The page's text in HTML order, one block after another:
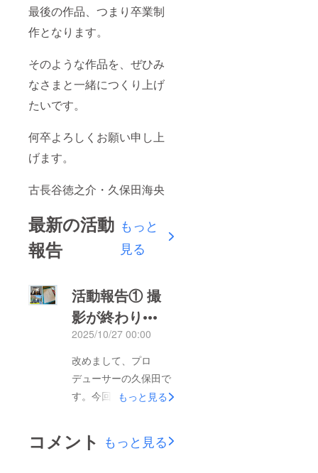
最後の作品、つまり卒業制
作となります。
そのような作品を、ぜひみ
なさまと一緒につくり上げ
たいです。
何卒よろしくお願い申し上
げます。
古長谷徳之介・久保田海央
最新の活動
報告
もっと
見る
活動報告① 撮
影が終わり•••
2025/10/27 00:00
改めまして、プロ
デューサーの久保田で
す。今回の活動報告で
捗を共有させていただ
きます！①企画・脚本
もっと見る
コメント もっと見る